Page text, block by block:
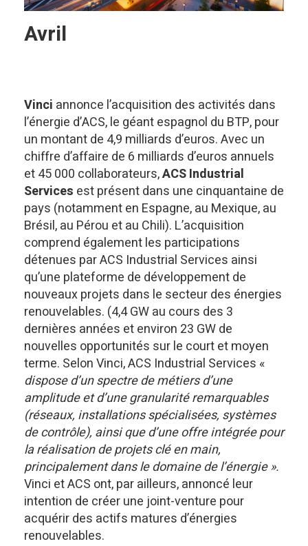
Avril
Vinci annonce l’acquisition des activités dans
l’énergie d’ACS, le géant espagnol du BTP, pour
un montant de 4,9 milliards d’euros. Avec un
chiffre d’affaire de 6 milliards d’euros annuels
et 45 000 collaborateurs,ACS Industrial
Services est présent dans une cinquantaine de
pays (notamment en Espagne, au Mexique, au
Brésil, au Pérou et au Chili). L’acquisition
comprend également les participations
détenues par ACS Industrial Services ainsi
qu’une plateforme de développement de
nouveaux projets dans le secteur des énergies
renouvelables. (4,4 GW au cours des 3
dernières années et environ 23 GW de
nouvelles opportunités sur le court et moyen
terme. Selon Vinci, ACS Industrial Services «
dispose d’un spectre de métiers d’une
amplitude et d’une granularité remarquables
(réseaux, installations spécialisées, systèmes
de contrôle), ainsi que d’une offre intégrée pour
la réalisation de projets clé en main,
principalement dans le domaine de l’énergie ».
Vinci et ACS ont, par ailleurs, annoncé leur
intention de créer une joint-venture pour
acquérir des actifs matures d’énergies
renouvelables.